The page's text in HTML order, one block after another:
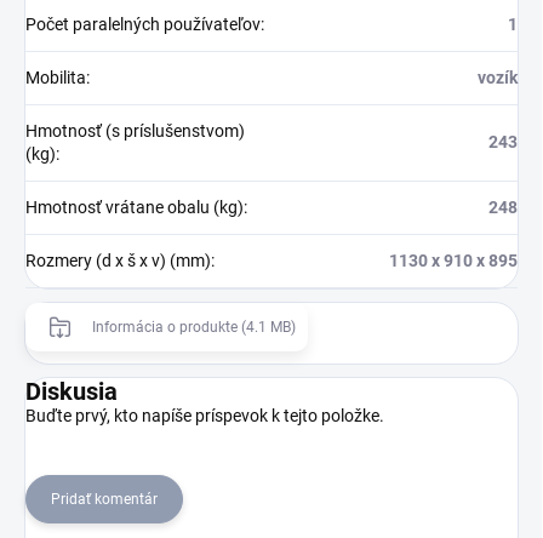
Počet paralelných používateľov: 1
Mobilita: vozík
Hmotnosť (s príslušenstvom)
(kg):
243
Hmotnosť vrátane obalu (kg): 248
Rozmery (d x š x v) (mm): 1130 x 910 x 895
Informácia o produkte (4.1 MB)
Diskusia
Buďte prvý, kto napíše príspevok k tejto položke.
Pridať komentár